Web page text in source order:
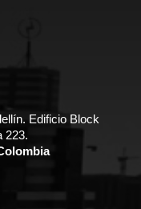
Edificio Block
223.